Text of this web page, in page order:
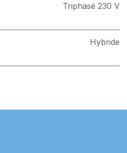
Triphasé 230 V
Hybride